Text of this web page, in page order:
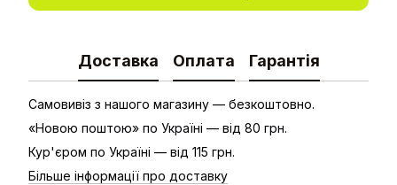
Доставка Оплата Гарантія
Самовивіз з нашого магазину — безкоштовно.
«Новою поштою» по Україні — від 80 грн.
Кур'єром по Україні — від 115 грн.
Більше інформації про доставку